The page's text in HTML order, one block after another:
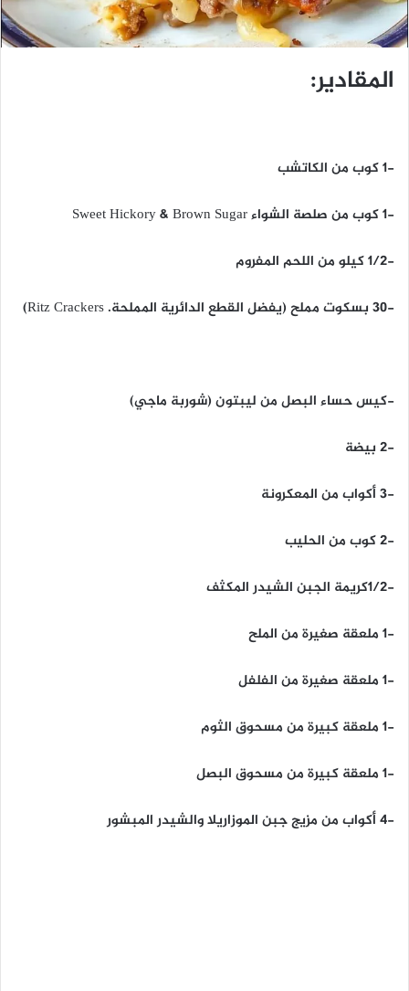
المقادير:
-1 كوب من الكاتشب
-1 كوب من صلصة الشواء Sweet Hickory & Brown Sugar
-1/2 كيلو من اللحم المفروم
-30 بسكوت مملح (يفضل القطع الدائرية المملحة. Ritz Crackers)
-كيس حساء البصل من ليبتون (شوربة ماجي)
-2 بيضة
-3 أكواب من المعكرونة
-2 كوب من الحليب
-1/2كريمة الجبن الشيدر المكثف
-1 ملعقة صغيرة من الملح
-1 ملعقة صغيرة من الفلفل
-1 ملعقة كبيرة من مسحوق الثوم
-1 ملعقة كبيرة من مسحوق البصل
-4 أكواب من مزيج جبن الموزاريلا والشيدر المبشور